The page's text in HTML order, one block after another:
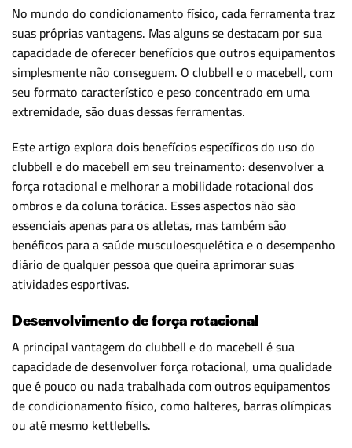
No mundo do condicionamento físico, cada ferramenta traz
suas próprias vantagens. Mas alguns se destacam por sua
capacidade de oferecer benefícios que outros equipamentos
simplesmente não conseguem. O clubbell e o macebell, com
seu formato característico e peso concentrado em uma
extremidade, são duas dessas ferramentas.
Este artigo explora dois benefícios específicos do uso do
clubbell e do macebell em seu treinamento: desenvolver a
força rotacional e melhorar a mobilidade rotacional dos
ombros e da coluna torácica. Esses aspectos não são
essenciais apenas para os atletas, mas também são
benéficos para a saúde musculoesquelética e o desempenho
diário de qualquer pessoa que queira aprimorar suas
atividades esportivas.
Desenvolvimento de força rotacional
A principal vantagem do clubbell e do macebell é sua
capacidade de desenvolver força rotacional, uma qualidade
que é pouco ou nada trabalhada com outros equipamentos
de condicionamento físico, como halteres, barras olímpicas
ou até mesmo kettlebells.